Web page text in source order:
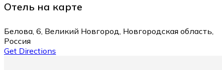
Отель на карте
Белова, 6, Великий Новгород, Новгородская область,
Россия
Get Directions